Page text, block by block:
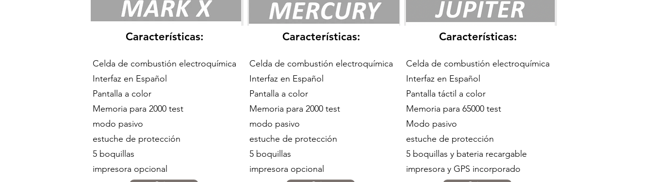
Características:
Celda de combustión electroquímica
Interfaz en Español
Pantalla a color
Memoria para 2000 test
modo pasivo
estuche de protección
5 boquillas
impresora opcional
Características:
Celda de combustión electroquímica
Interfaz en Español
Pantalla a color
Memoria para 2000 test
modo pasivo
estuche de protección
5 boquillas
impresora opcional
Características:
Celda de combustión electroquímica
Interfaz en Español
Pantalla táctil a color
Memoria para 65000 test
Modo pasivo
estuche de protección
5 boquillas y bateria recargable
impresora y GPS incorporado